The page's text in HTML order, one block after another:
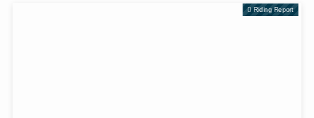
Riding Report